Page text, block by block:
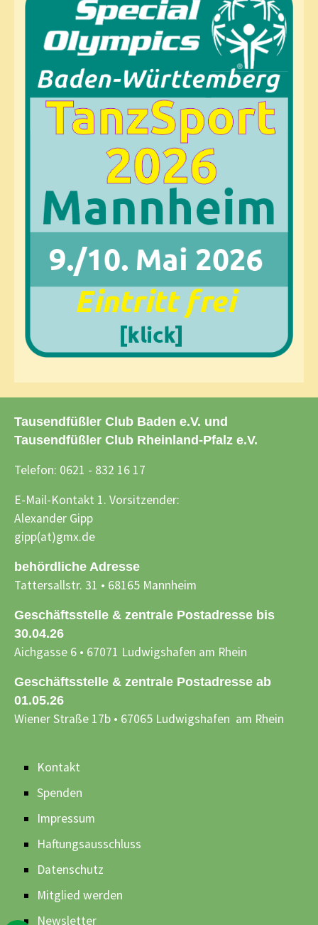
Tausendfüßler Club Baden e.V. und
Tausendfüßler Club Rheinland-Pfalz e.V.
Telefon: 0621 - 832 16 17
E-Mail-Kontakt 1. Vorsitzender:
Alexander Gipp
gipp(at)gmx.de
behördliche Adresse
Tattersallstr. 31 • 68165 Mannheim
Geschäftsstelle & zentrale Postadresse bis
30.04.26
Aichgasse 6 • 67071 Ludwigshafen am Rhein
Geschäftsstelle & zentrale Postadresse ab
01.05.26
Wiener Straße 17b • 67065 Ludwigshafen am Rhein
Kontakt
Spenden
Impressum
Haftungsausschluss
Datenschutz
Mitglied werden
Newsletter